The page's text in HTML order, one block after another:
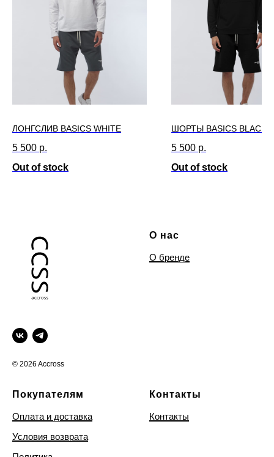
ЛОНГСЛИВ BASICS WHITE
5 500 р.
Out of stock
ШОРТЫ BASICS BLACK
5 500 р.
Out of stock
© 2026 Accross
О нас
О бренде
Покупателям
Оплата и доставка
Условия возврата
Контакты
Контакты